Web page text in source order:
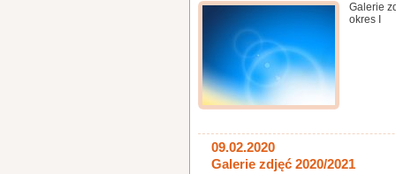
Galerie
okres I
09.02.2020
Galerie zdjęć 2020/2021